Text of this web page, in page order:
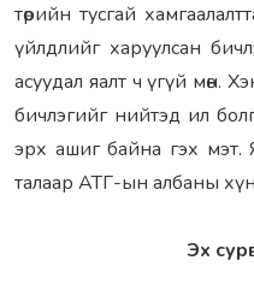
төрийн тусгай
үйлдлийг харуулсан
асуудал яалт ч үгүй мөн.
бичлэгийг нийтэд ил
эрх ашиг байна гэх
талаар АТГ-ын албаны
Эх